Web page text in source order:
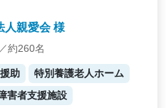
人親愛会 様
約260名
助
特別養護老人ホーム
害者支援施設